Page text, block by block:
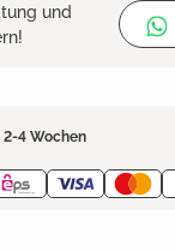
und
2-4 Wochen